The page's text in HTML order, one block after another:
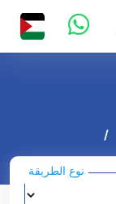
نوع الطريقة